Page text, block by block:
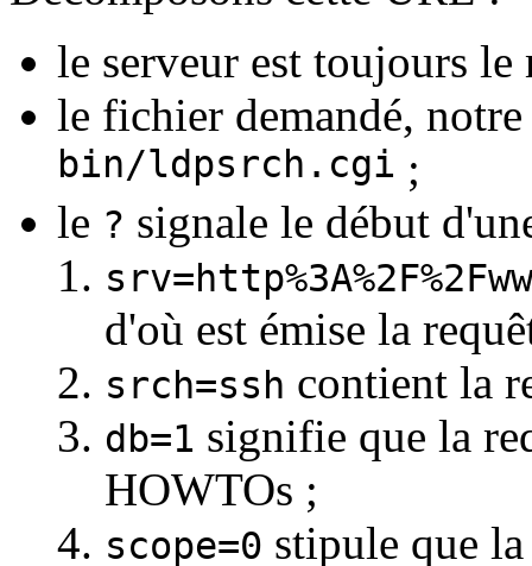
le serveur est toujours le
le fichier demandé,
bin/ldpsrch.cgi ;
le ? signale le début
d'où est émise la
srch=ssh contient la
db=1 signifie que la
HOWTOs ;
scope=0 stipule que